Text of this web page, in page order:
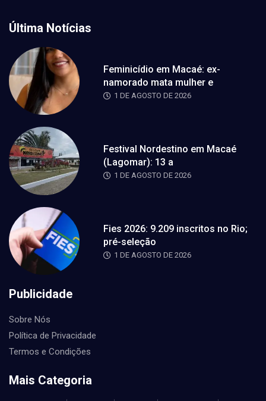
Última Notícias
Feminicídio em Macaé: ex-
namorado mata mulher e
1 DE AGOSTO DE 2026
Festival Nordestino em Macaé
(Lagomar): 13 a
1 DE AGOSTO DE 2026
Fies 2026: 9.209 inscritos no Rio;
pré-seleção
1 DE AGOSTO DE 2026
Publicidade
Sobre Nós
Política de Privacidade
Termos e Condições
Mais Categoria